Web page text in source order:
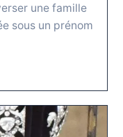
une famille
sous un prénom